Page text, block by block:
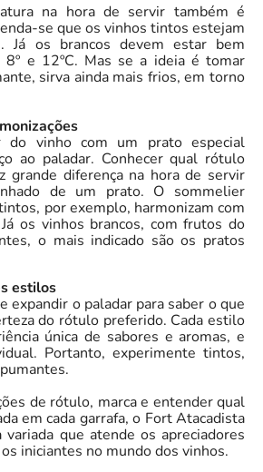
na hora de servir também é
se que os vinhos tintos estejam
Já os brancos devem estar bem
8º e 12ºC. Mas se a ideia é tomar
sirva ainda mais frios, em torno
do vinho com um prato especial
ao paladar. Conhecer qual rótulo
grande diferença na hora de servir
de um prato. O sommelier
por exemplo, harmonizam com
os vinhos brancos, com frutos do
o mais indicado são os pratos
estilos
expandir o paladar para saber o que
do rótulo preferido. Cada estilo
única de sabores e aromas, e
Portanto, experimente tintos,
de rótulo, marca e entender qual
em cada garrafa, o Fort Atacadista
variada que atende os apreciadores
iniciantes no mundo dos vinhos.